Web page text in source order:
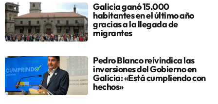
Galicia ganó 15.000
habitantes en el último año
gracias a la llegada de
migrantes
Pedro Blanco reivindica las
inversiones del Gobierno en
Galicia: «Está cumpliendo con
hechos»